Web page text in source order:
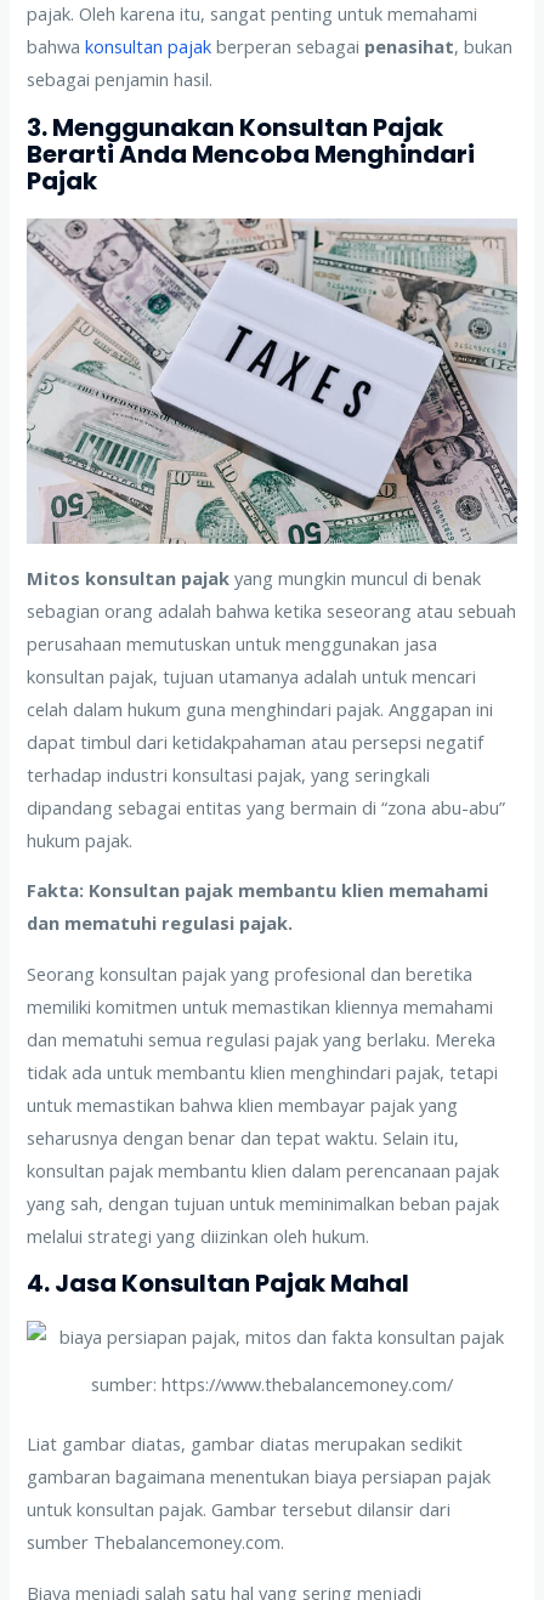
pajak. Oleh karena itu, sangat penting untuk memahami
bahwakonsultan pajak berperan sebagai penasihat, bukan
sebagai penjamin hasil.
3. Menggunakan Konsultan Pajak
Berarti Anda Mencoba Menghindari
Pajak
Mitos konsultan pajak yang mungkin muncul di benak
sebagian orang adalah bahwa ketika seseorang atau sebuah
perusahaan memutuskan untuk menggunakan jasa
konsultan pajak, tujuan utamanya adalah untuk mencari
celah dalam hukum guna menghindari pajak. Anggapan ini
dapat timbul dari ketidakpahaman atau persepsi negatif
terhadap industri konsultasi pajak, yang seringkali
dipandang sebagai entitas yang bermain di “zona abu-abu”
hukum pajak.
Fakta: Konsultan pajak membantu klien memahami
dan mematuhi regulasi pajak.
Seorang konsultan pajak yang profesional dan beretika
memiliki komitmen untuk memastikan kliennya memahami
dan mematuhi semua regulasi pajak yang berlaku. Mereka
tidak ada untuk membantu klien menghindari pajak, tetapi
untuk memastikan bahwa klien membayar pajak yang
seharusnya dengan benar dan tepat waktu. Selain itu,
konsultan pajak membantu klien dalam perencanaan pajak
yang sah, dengan tujuan untuk meminimalkan beban pajak
melalui strategi yang diizinkan oleh hukum.
4. Jasa Konsultan Pajak Mahal
sumber: https://www.thebalancemoney.com/
Liat gambar diatas, gambar diatas merupakan sedikit
gambaran bagaimana menentukan biaya persiapan pajak
untuk konsultan pajak. Gambar tersebut dilansir dari
sumber Thebalancemoney.com.
Biaya menjadi salah satu hal yang sering menjadi